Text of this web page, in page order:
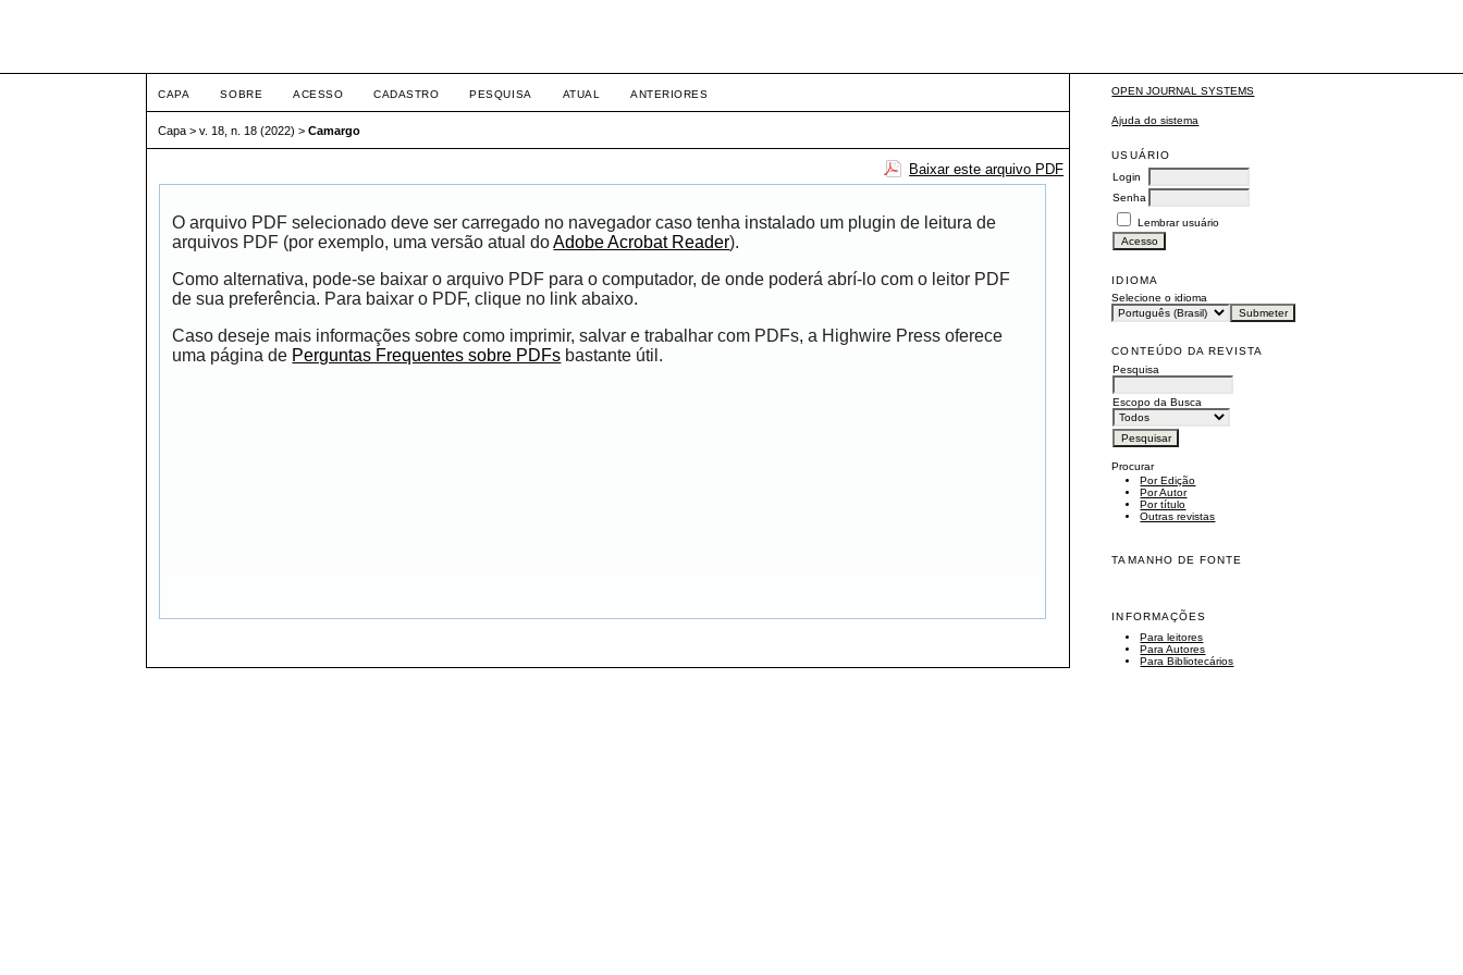
OPEN JOURNAL SYSTEMS
Ajuda do sistema
USUÁRIO
Login
Senha
Lembrar usuário
IDIOMA
Selecione o idioma
CONTEÚDO DA REVISTA
Pesquisa
Escopo da Busca
Procurar
Por Edição
Por Autor
Por título
Outras revistas
TAMANHO DE FONTE
INFORMAÇÕES
Para leitores
Para Autores
Para Bibliotecários
CAPA SOBRE ACESSO CADASTRO PESQUISA ATUAL ANTERIORES
Capa >v. 18, n. 18 (2022) >Camargo
Baixar este arquivo PDF
O arquivo PDF selecionado deve ser carregado no navegador caso tenha instalado um plugin de leitura de
arquivos PDF (por exemplo, uma versão atual doAdobe Acrobat Reader).
Como alternativa, pode-se baixar o arquivo PDF para o computador, de onde poderá abrí-lo com o leitor PDF
de sua preferência. Para baixar o PDF, clique no link abaixo.
Caso deseje mais informações sobre como imprimir, salvar e trabalhar com PDFs, a Highwire Press oferece
uma página de Perguntas Frequentes sobre PDFs bastante útil.